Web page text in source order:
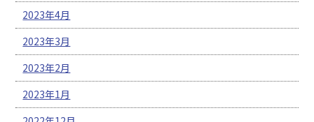
2023年4月
2023年3月
2023年2月
2023年1月